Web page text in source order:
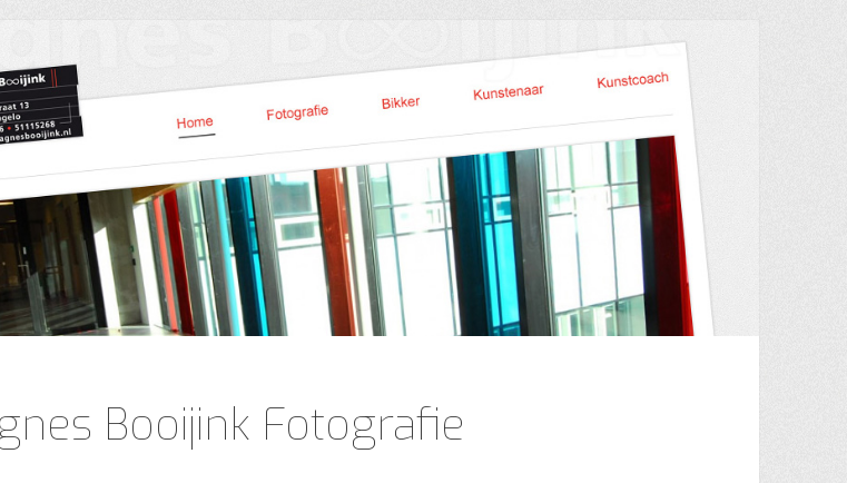
Booijink Fotografie